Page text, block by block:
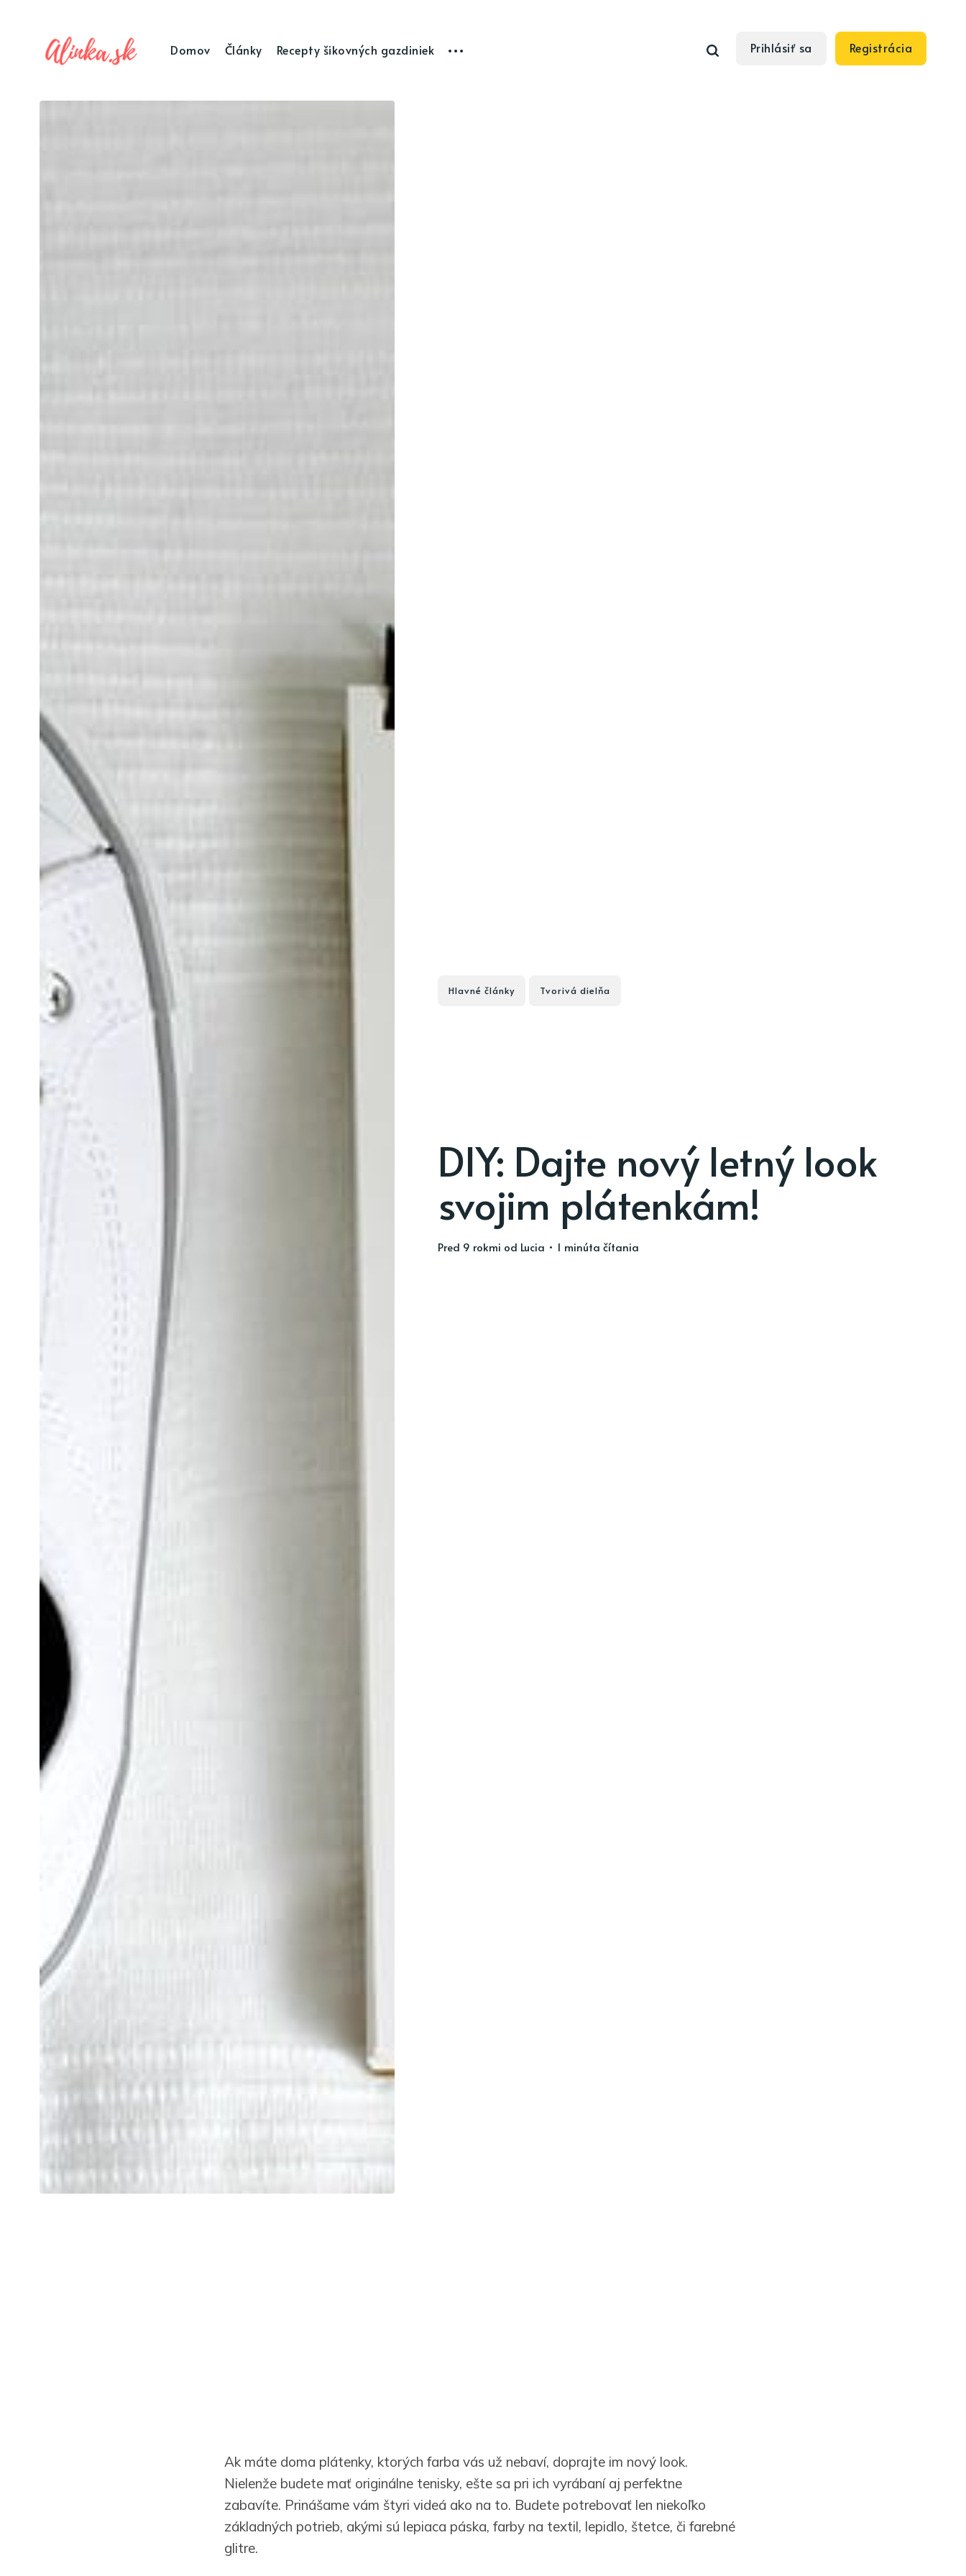
Domov Články Recepty šikovných gazdiniek Prihlásiť sa Registrácia
Hlavné články Tvorivá dielňa
DIY: Dajte nový letný look
svojim plátenkám!
pred 9 rokmi od Lucia • 1 minúta čítania
Ak máte doma plátenky, ktorých farba vás už nebaví, doprajte im nový look.
Nielenže budete mať originálne tenisky, ešte sa pri ich vyrábaní aj perfektne
zabavíte. Prinášame vám štyri videá ako na to. Budete potrebovať len niekoľko
základných potrieb, akými sú lepiaca páska, farby na textil, lepidlo, štetce, či farebné
glitre.